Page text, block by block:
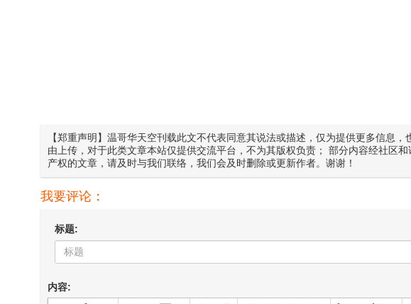
【郑重声明】温哥华天空刊载此文不代表同意其说法或描述，仅为提供更多信息
由上传，对于此类文章本站仅提供交流平台，不为其版权负责； 部分内容经社区
产权的文章，请及时与我们联络，我们会及时删除或更新作者。谢谢！
我要评论：
标题:
内容: